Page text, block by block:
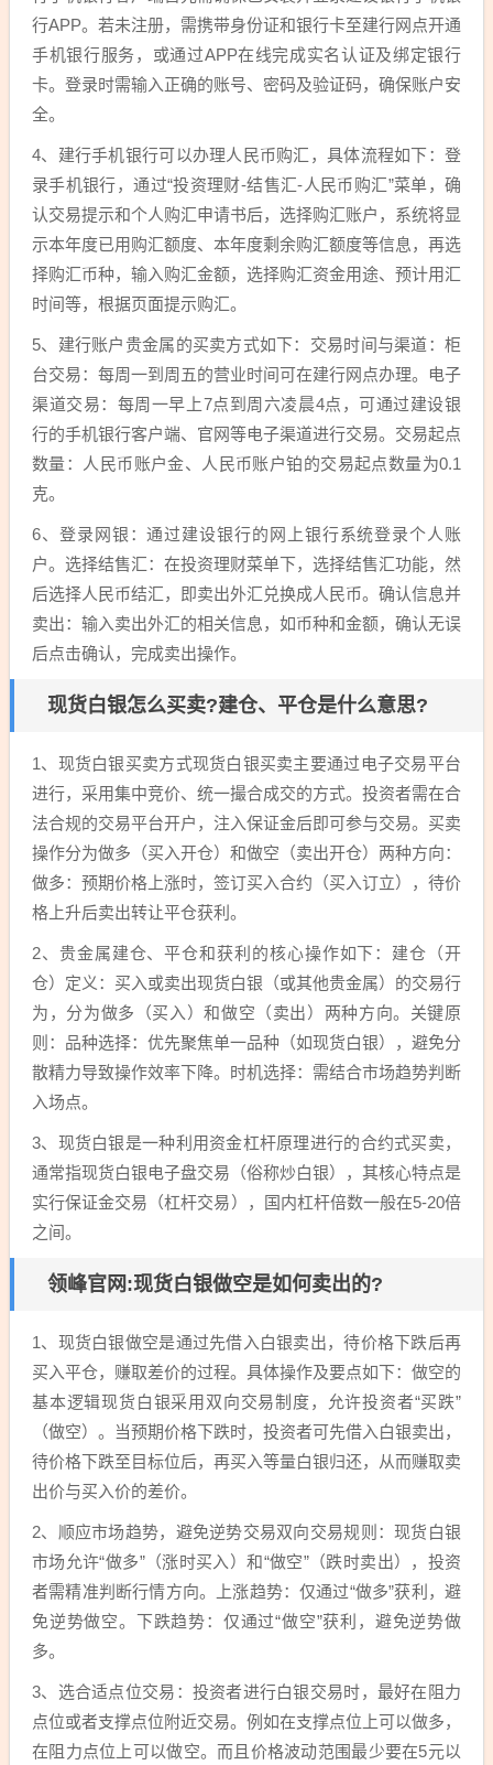
行APP。若未注册，需携带身份证和银行卡至建行网点开通
手机银行服务，或通过APP在线完成实名认证及绑定银行
卡。登录时需输入正确的账号、密码及验证码，确保账户安
全。
4、建行手机银行可以办理人民币购汇，具体流程如下：登
录手机银行，通过“投资理财-结售汇-人民币购汇”菜单，确
认交易提示和个人购汇申请书后，选择购汇账户，系统将显
示本年度已用购汇额度、本年度剩余购汇额度等信息，再选
择购汇币种，输入购汇金额，选择购汇资金用途、预计用汇
时间等，根据页面提示购汇。
5、建行账户贵金属的买卖方式如下：交易时间与渠道：柜
台交易：每周一到周五的营业时间可在建行网点办理。电子
渠道交易：每周一早上7点到周六凌晨4点，可通过建设银
行的手机银行客户端、官网等电子渠道进行交易。交易起点
数量：人民币账户金、人民币账户铂的交易起点数量为0.1
克。
6、登录网银：通过建设银行的网上银行系统登录个人账
户。选择结售汇：在投资理财菜单下，选择结售汇功能，然
后选择人民币结汇，即卖出外汇兑换成人民币。确认信息并
卖出：输入卖出外汇的相关信息，如币种和金额，确认无误
后点击确认，完成卖出操作。
现货白银怎么买卖?建仓、平仓是什么意思?
1、现货白银买卖方式现货白银买卖主要通过电子交易平台
进行，采用集中竞价、统一撮合成交的方式。投资者需在合
法合规的交易平台开户，注入保证金后即可参与交易。买卖
操作分为做多（买入开仓）和做空（卖出开仓）两种方向：
做多：预期价格上涨时，签订买入合约（买入订立），待价
格上升后卖出转让平仓获利。
2、贵金属建仓、平仓和获利的核心操作如下：建仓（开
仓）定义：买入或卖出现货白银（或其他贵金属）的交易行
为，分为做多（买入）和做空（卖出）两种方向。关键原
则：品种选择：优先聚焦单一品种（如现货白银），避免分
散精力导致操作效率下降。时机选择：需结合市场趋势判断
入场点。
3、现货白银是一种利用资金杠杆原理进行的合约式买卖，
通常指现货白银电子盘交易（俗称炒白银），其核心特点是
实行保证金交易（杠杆交易），国内杠杆倍数一般在5-20倍
之间。
领峰官网:现货白银做空是如何卖出的?
1、现货白银做空是通过先借入白银卖出，待价格下跌后再
买入平仓，赚取差价的过程。具体操作及要点如下：做空的
基本逻辑现货白银采用双向交易制度，允许投资者“买跌”
（做空）。当预期价格下跌时，投资者可先借入白银卖出，
待价格下跌至目标位后，再买入等量白银归还，从而赚取卖
出价与买入价的差价。
2、顺应市场趋势，避免逆势交易双向交易规则：现货白银
市场允许“做多”（涨时买入）和“做空”（跌时卖出），投资
者需精准判断行情方向。上涨趋势：仅通过“做多”获利，避
免逆势做空。下跌趋势：仅通过“做空”获利，避免逆势做
多。
3、选合适点位交易：投资者进行白银交易时，最好在阻力
点位或者支撑点位附近交易。例如在支撑点位上可以做多，
在阻力点位上可以做空。而且价格波动范围最少要在5元以